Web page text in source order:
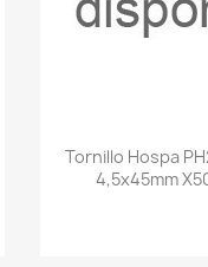
Vista
Tornillo Hospa
4,5x45mm